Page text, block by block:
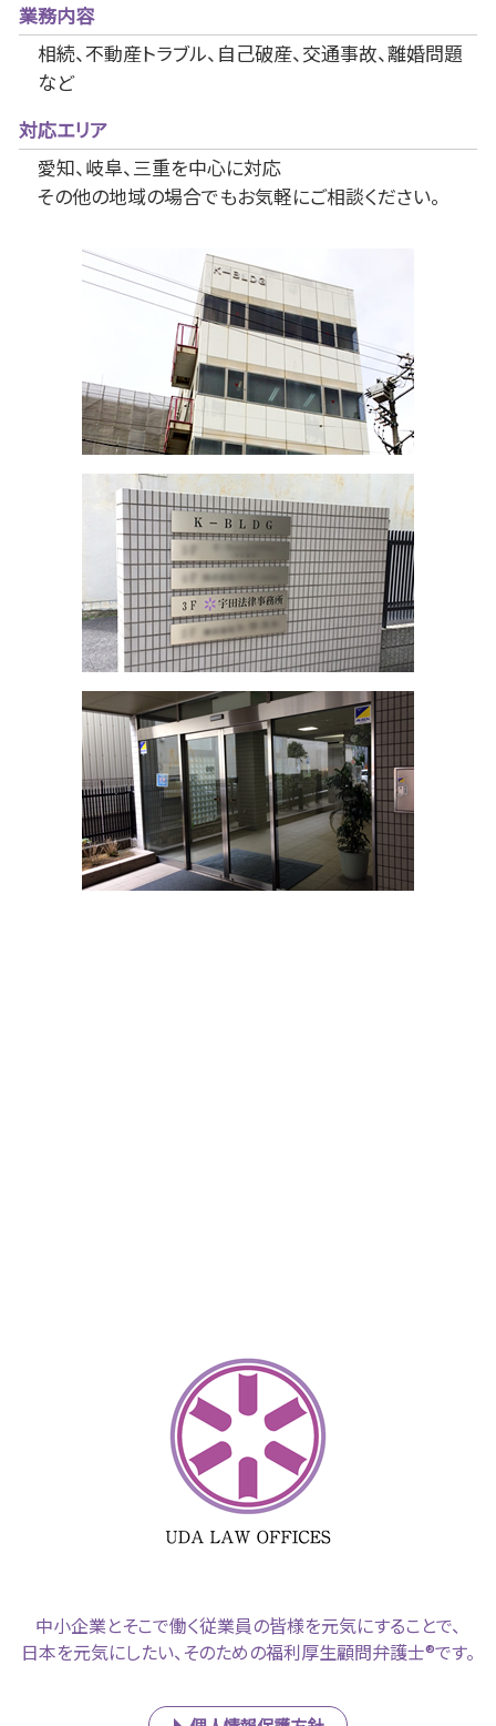
業務内容
相続、不動産トラブル、自己破産、交通事故、離婚問題
など
対応エリア
愛知、岐阜、三重を中心に対応
その他の地域の場合でもお気軽にご相談ください。
中小企業とそこで働く従業員の皆様を元気にすることで、
日本を元気にしたい、そのための福利厚生顧問弁護士®です。